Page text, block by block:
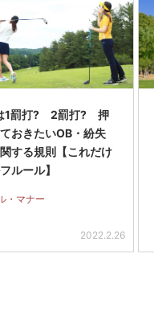
1罰打? 2罰打? 押
おきたいOB・紛失
する規則【これだけ
ルール】
・マナー
2022.2.26